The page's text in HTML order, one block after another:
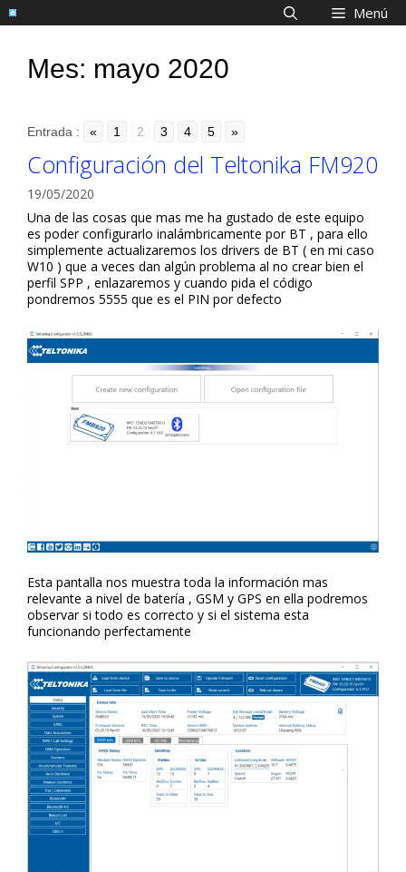
Saltar
al
Menú
Mes: mayo 2020
Entrada : « 1 2 3 4 5 »
Configuración del Teltonika FM920
19/05/2020
Una de las cosas que mas me ha gustado de este equipo
es poder configurarlo inalámbricamente por BT , para ello
simplemente actualizaremos los drivers de BT ( en mi caso
W10 ) que a veces dan algún problema al no crear bien el
perfil SPP , enlazaremos y cuando pida el código
pondremos 5555 que es el PIN por defecto
Esta pantalla nos muestra toda la información mas
relevante a nivel de batería , GSM y GPS en ella podremos
observar si todo es correcto y si el sistema esta
funcionando perfectamente